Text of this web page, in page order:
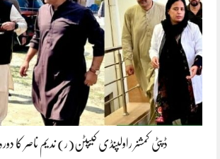
ڈپٹی کمشنر راولپنڈی کیپٹن(ر) ندیم ناصر کا